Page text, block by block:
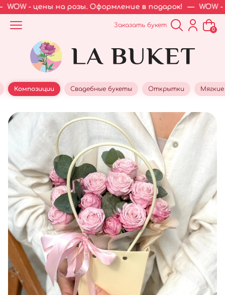
- цены на розы. Оформление в подарок! — WOW -
Заказать букет
0
Композиции Свадебные букеты Открытки